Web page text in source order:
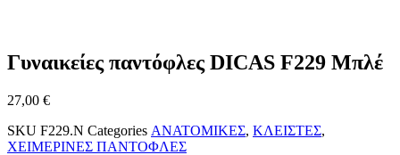
Γυναικείες παντόφλες DICAS F229 Μπλέ
27,00 €
SKU F229.N Categories ΑΝΑΤΟΜΙΚΕΣ, ΚΛΕΙΣΤΕΣ,
ΧΕΙΜΕΡΙΝΕΣ ΠΑΝΤΟΦΛΕΣ